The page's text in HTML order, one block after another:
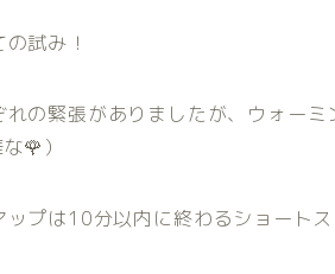
試み！
れの緊張がありましたが、ウォー
🌹）
ップは10分以内に終わるショートス